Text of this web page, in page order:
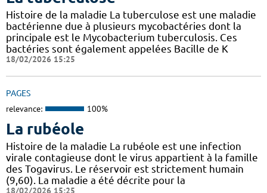
Histoire de la maladie La tuberculose est une maladie
bactérienne due à plusieurs mycobactéries dont la
principale est le Mycobacterium tuberculosis. Ces
bactéries sont également appelées Bacille de K
18/02/2026 15:25
PAGES
relevance: 100%
La rubéole
Histoire de la maladie La rubéole est une infection
virale contagieuse dont le virus appartient à la famille
des Togavirus. Le réservoir est strictement humain
(9,60). La maladie a été décrite pour la
18/02/2026 15:25